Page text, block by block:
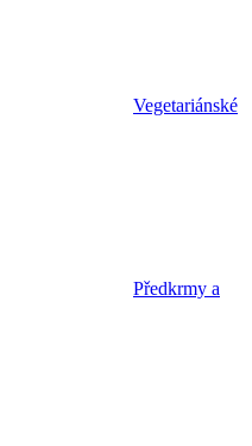
Vegetariánské
Předkrmy a